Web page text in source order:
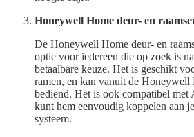
Honeywell Home deur- en
De Honeywell Home deur- en
optie voor iedereen die op zoek is
betaalbare keuze. Het is geschikt
ramen, en kan vanuit de Honeywell
bediend. Het is ook compatibel met
kunt hem eenvoudig koppelen aan
systeem.